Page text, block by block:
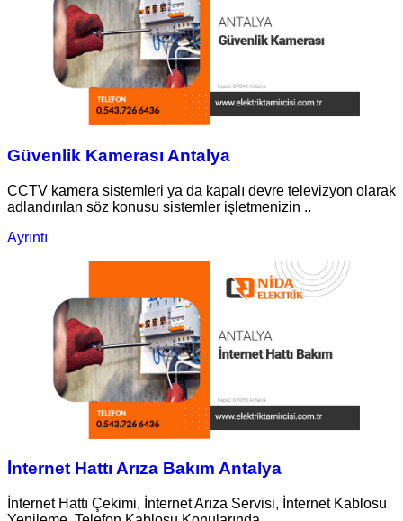
Güvenlik Kamerası Antalya
CCTV kamera sistemleri ya da kapalı devre televizyon olarak
adlandırılan söz konusu sistemler işletmenizin ..
Ayrıntı
İnternet Hattı Arıza Bakım Antalya
İnternet Hattı Çekimi, İnternet Arıza Servisi, İnternet Kablosu